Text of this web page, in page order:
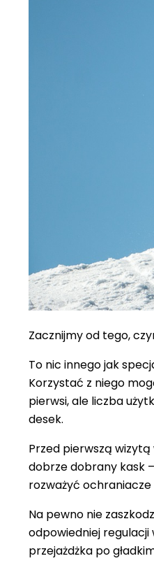
Zacznijmy od tego,
To nic innego jak
Korzystać z niego
pierwsi, ale liczba
desek.
Przed pierwszą
dobrze dobrany kask
rozważyć
Na pewno nie
odpowiedniej
przejażdżka po